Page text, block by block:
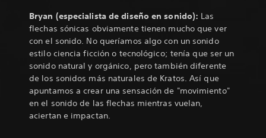
Bryan (especialista de diseño en sonido): Las
flechas sónicas obviamente tienen mucho que ver
con el sonido. No queríamos algo con un sonido
estilo ciencia ficción o tecnológico; tenía que ser un
sonido natural y orgánico, pero también diferente
de los sonidos más naturales de Kratos. Así que
apuntamos a crear una sensación de "movimiento"
en el sonido de las flechas mientras vuelan,
aciertan e impactan.